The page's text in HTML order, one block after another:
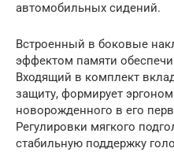
автомобильных сидений.
Встроенный в боковые
эффектом памяти
Входящий в комплект
защиту, формирует
новорожденного в его
Регулировки мягкого
стабильную поддержку